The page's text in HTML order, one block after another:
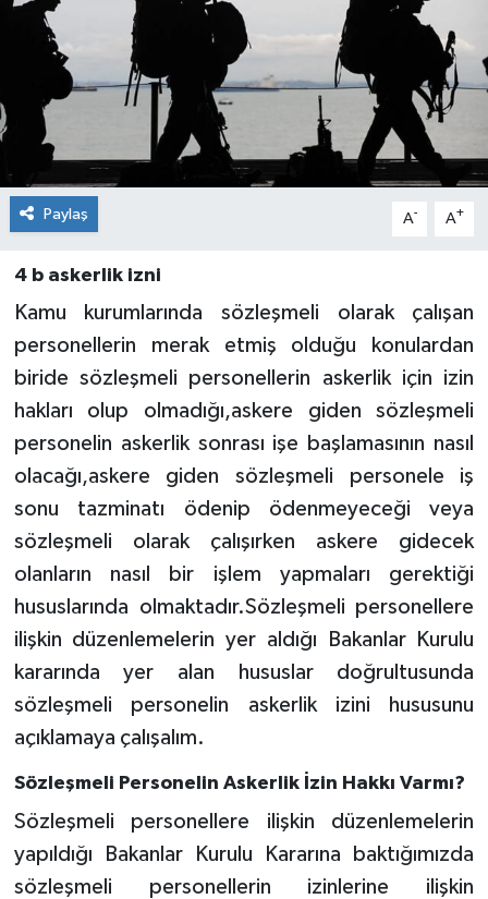
Paylaş A- A+
4 b askerlik izni
Kamu kurumlarında sözleşmeli olarak çalışan
personellerin merak etmiş olduğu konulardan
biride sözleşmeli personellerin askerlik için izin
hakları olup olmadığı,askere giden sözleşmeli
personelin askerlik sonrası işe başlamasının nasıl
olacağı,askere giden sözleşmeli personele iş
sonu tazminatı ödenip ödenmeyeceği veya
sözleşmeli olarak çalışırken askere gidecek
olanların nasıl bir işlem yapmaları gerektiği
hususlarında olmaktadır.Sözleşmeli personellere
ilişkin düzenlemelerin yer aldığı Bakanlar Kurulu
kararında yer alan hususlar doğrultusunda
sözleşmeli personelin askerlik izini hususunu
açıklamaya çalışalım.
Sözleşmeli Personelin Askerlik İzin Hakkı Varmı?
Sözleşmeli personellere ilişkin düzenlemelerin
yapıldığı Bakanlar Kurulu Kararına baktığımızda
sözleşmeli personellerin izinlerine ilişkin